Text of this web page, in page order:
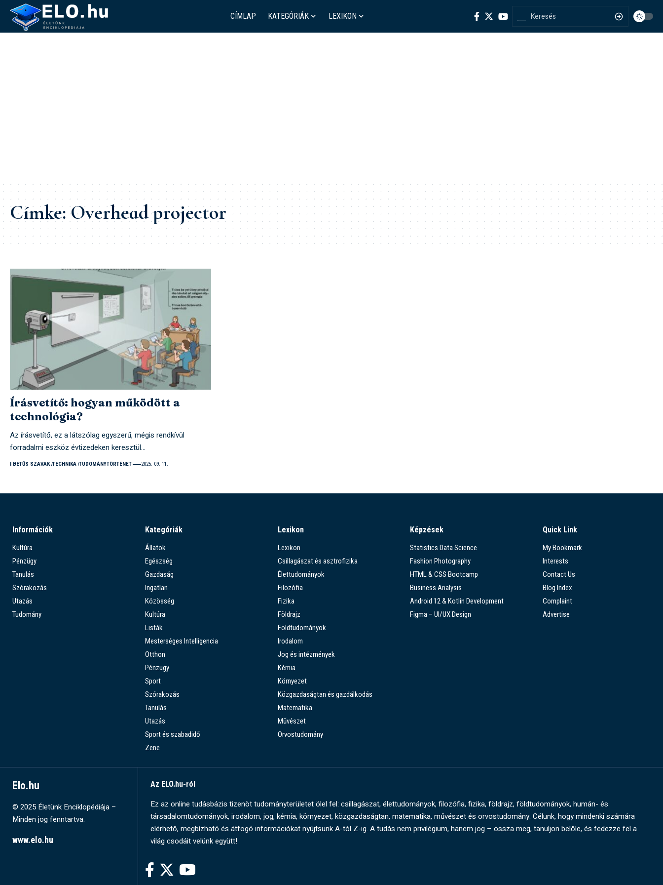
CÍMLAP KATEGÓRIÁK LEXIKON
Címke:Overhead projector
Írásvetítő: hogyan működött a
technológia?
Az írásvetítő, ez a látszólag egyszerű, mégis rendkívül
forradalmi eszköz évtizedeken keresztül…
I BETŰS SZAVAK TECHNIKA TUDOMÁNYTÖRTÉNET 2025. 09. 11.
Információk
Kultúra
Pénzügy
Tanulás
Szórakozás
Utazás
Tudomány
Kategóriák
Állatok
Egészség
Gazdaság
Ingatlan
Közösség
Kultúra
Listák
Mesterséges Intelligencia
Otthon
Pénzügy
Sport
Szórakozás
Tanulás
Utazás
Sport és szabadidő
Zene
Lexikon
Lexikon
Csillagászat és asztrofizika
Élettudományok
Filozófia
Fizika
Földrajz
Földtudományok
Irodalom
Jog és intézmények
Kémia
Környezet
Közgazdaságtan és gazdálkodás
Matematika
Művészet
Orvostudomány
Képzések
Statistics Data Science
Fashion Photography
HTML & CSS Bootcamp
Business Analysis
Android 12 & Kotlin Development
Figma – UI/UX Design
Quick Link
My Bookmark
Interests
Contact Us
Blog Index
Complaint
Advertise
Elo.hu
© 2025 Életünk Enciklopédiája –
Minden jog fenntartva.
www.elo.hu
Az ELO.hu-ról
Ez az online tudásbázis tizenöt tudományterületet ölel fel: csillagászat, élettudományok, filozófia, fizika, földrajz, földtudományok, humán- és
társadalomtudományok, irodalom, jog, kémia, környezet, közgazdaságtan, matematika, művészet és orvostudomány. Célunk, hogy mindenki számára
elérhető, megbízható és átfogó információkat nyújtsunk A-tól Z-ig. A tudás nem privilégium, hanem jog – ossza meg, tanuljon belőle, és fedezze fel a
világ csodáit velünk együtt!